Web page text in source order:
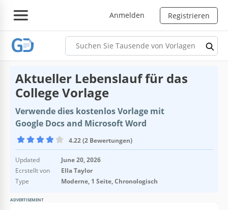
Anmelden Registrieren
Aktueller Lebenslauf für das
College Vorlage
Verwende dies kostenlos Vorlage mit
Google Docs and Microsoft Word
4.22 (2 Bewertungen)
Updated
June 20, 2026
Ecrstellt von
Ella Taylor
Type
Moderne, 1 Seite, Chronologisch
ADVERTISEMENT